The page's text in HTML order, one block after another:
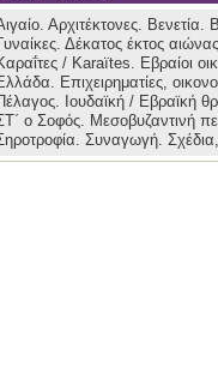
Αρχιτέκτονες. Βενετία.
Δέκατος έκτος
/ Karaïtes. Εβραίοι
Επιχειρηματίες,
Ιουδαϊκή / Εβραϊκή
ο Σοφός. Μεσοβυζαντινή
Συναγωγή.